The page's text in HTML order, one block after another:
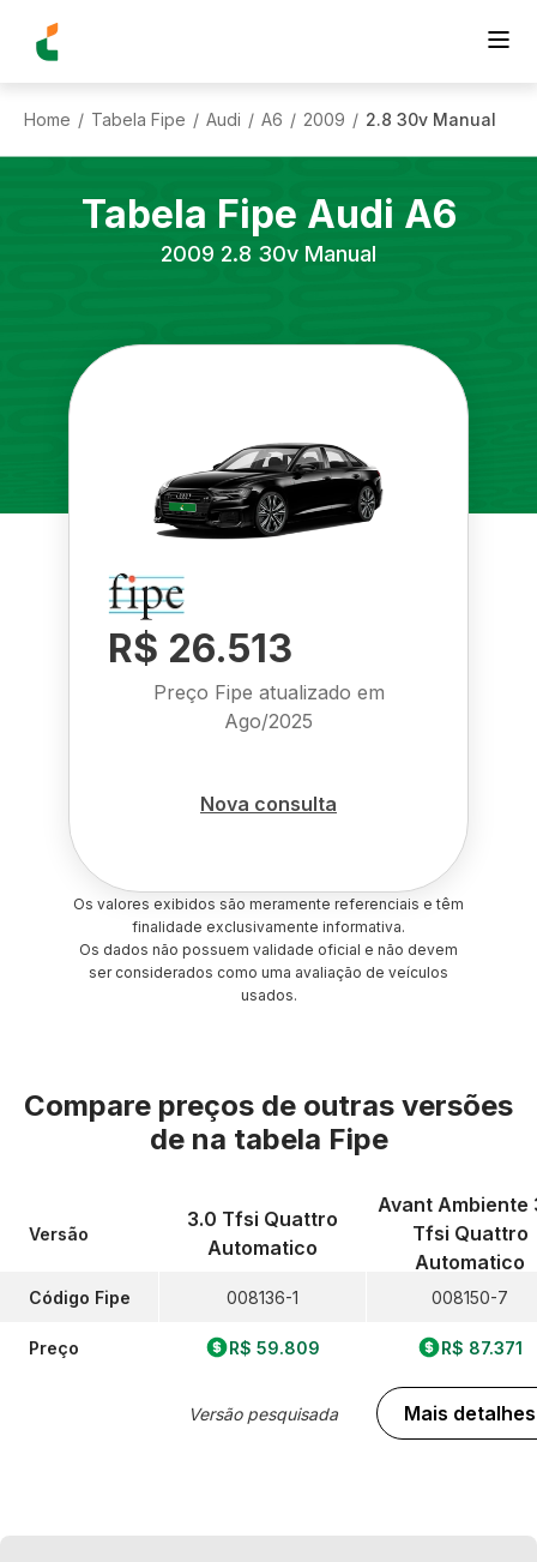
Home / Tabela Fipe / Audi / A6 / 2009 / 2.8 30v Manual
Tabela Fipe Audi A6
2009 2.8 30v Manual
R$ 26.513
Preço Fipe atualizado em
Ago/2025
Nova consulta
Os valores exibidos são meramente referenciais e têm
finalidade exclusivamente informativa.
Os dados não possuem validade oficial e não devem
ser considerados como uma avaliação de veículos
usados.
Compare preços de outras versões
de na tabela Fipe
Versão
Código Fipe
Preço
3.0 Tfsi Quattro
Automatico
008136-1
R$ 59.809
Versão pesquisada
Avant Ambiente
Tfsi Quattro
Automatico
008150-7
R$ 87.371
Mais detalhes